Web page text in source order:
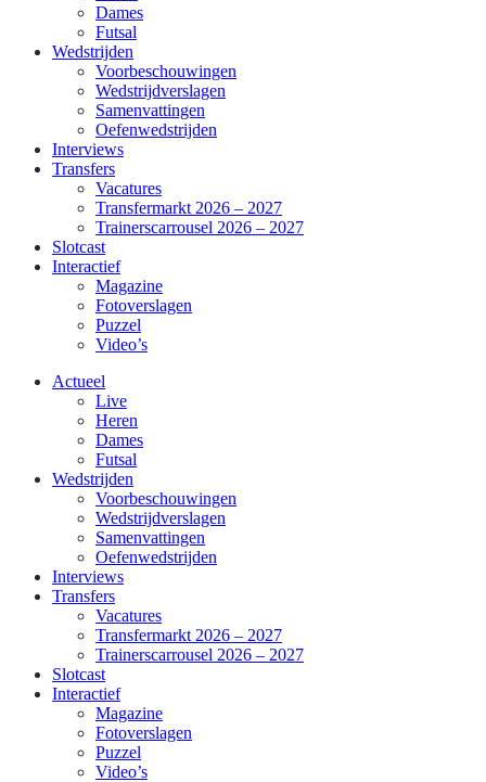
Dames
Futsal
Wedstrijden
Voorbeschouwingen
Wedstrijdverslagen
Samenvattingen
Oefenwedstrijden
Interviews
Transfers
Vacatures
Transfermarkt 2026 – 2027
Trainerscarrousel 2026 – 2027
Slotcast
Interactief
Magazine
Fotoverslagen
Puzzel
Video’s
Actueel
Live
Heren
Dames
Futsal
Wedstrijden
Voorbeschouwingen
Wedstrijdverslagen
Samenvattingen
Oefenwedstrijden
Interviews
Transfers
Vacatures
Transfermarkt 2026 – 2027
Trainerscarrousel 2026 – 2027
Slotcast
Interactief
Magazine
Fotoverslagen
Puzzel
Video’s